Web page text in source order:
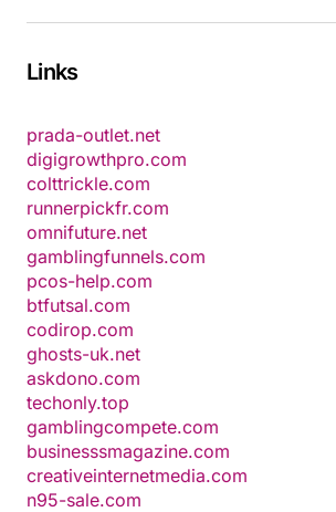
Links
prada-outlet.net
digigrowthpro.com
colttrickle.com
runnerpickfr.com
omnifuture.net
gamblingfunnels.com
pcos-help.com
btfutsal.com
codirop.com
ghosts-uk.net
askdono.com
techonly.top
gamblingcompete.com
businesssmagazine.com
creativeinternetmedia.com
n95-sale.com